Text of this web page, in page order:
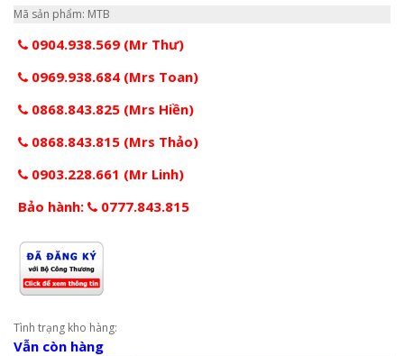
Mã sản phẩm: MTB
0904.938.569 (Mr Thư)
0969.938.684 (Mrs Toan)
0868.843.825 (Mrs Hiền)
0868.843.815 (Mrs Thảo)
0903.228.661 (Mr Linh)
Bảo hành:
0777.843.815
Tình trạng kho hàng:
Vẫn còn hàng